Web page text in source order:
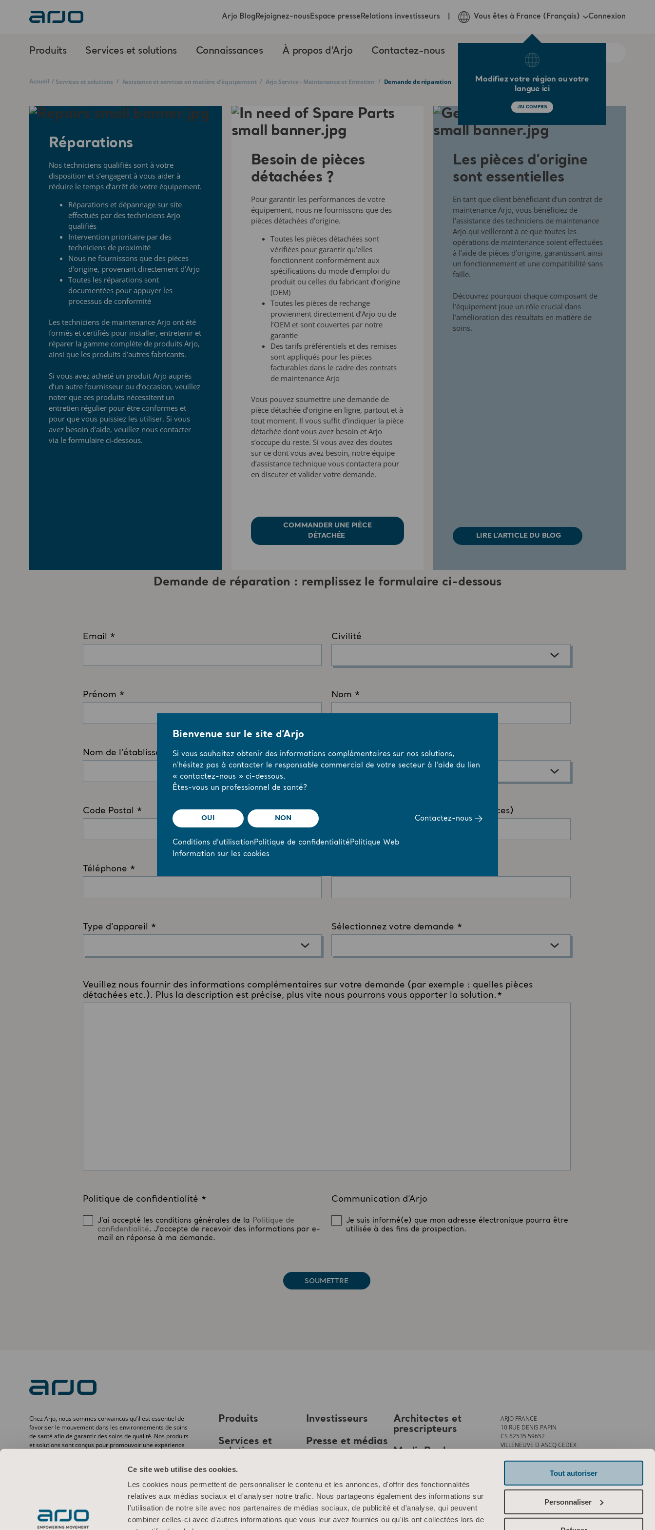
Ce site web utilise des cookies.
Les cookies nous permettent de personnaliser le contenu et les annonces, d'offrir des fonctionnalités
relatives aux médias sociaux et d'analyser notre trafic. Nous partageons également des informations sur
l'utilisation de notre site avec nos partenaires de médias sociaux, de publicité et d'analyse, qui peuvent
combiner celles-ci avec d'autres informations que vous leur avez fournies ou qu'ils ont collectées lors de
Tout autoriser
Personnaliser
Produits Services et solutions Connaissances À propos d’Arjo Contactez-nous
Arjo BlogRejoignez-nousEspace presseRelations investisseurs Vous êtes à France (Français)
Modifiez votre région ou votre
langue ici
J'AI COMPRIS
Connexion
Accueil / Services et solutions / Assistance et services en matière d’équipement / Arjo Service - Maintenance et Entretien / Demande de réparation​
Réparations
Nos techniciens qualifiés sont à votre
disposition et s’engagent à vous aider à
réduire le temps d’arrêt de votre équipement.
Réparations et dépannage sur site
effectués par des techniciens Arjo
qualifiés
Intervention prioritaire par des
techniciens de proximité
Nous ne fournissons que des pièces
d’origine, provenant directement d’Arjo
Toutes les réparations sont
documentées pour appuyer les
processus de conformité
Les techniciens de maintenance Arjo ont été
formés et certifiés pour installer, entretenir et
réparer la gamme complète de produits Arjo,
ainsi que les produits d’autres fabricants.
Si vous avez acheté un produit Arjo auprès
d’un autre fournisseur ou d’occasion, veuillez
noter que ces produits nécessitent un
entretien régulier pour être conformes et
pour que vous puissiez les utiliser. Si vous
avez besoin d’aide, veuillez nous contacter
via le formulaire ci-dessous.
Besoin de pièces
détachées ?
Pour garantir les performances de votre
équipement, nous ne fournissons que des
pièces détachées d’origine.
Toutes les pièces détachées sont
vérifiées pour garantir qu’elles
fonctionnent conformément aux
spécifications du mode d’emploi du
produit ou celles du fabricant d’origine
(OEM)
Toutes les pièces de rechange
proviennent directement d’Arjo ou de
l’OEM et sont couvertes par notre
garantie
Des tarifs préférentiels et des remises
sont appliqués pour les pièces
facturables dans le cadre des contrats
de maintenance Arjo
Vous pouvez soumettre une demande de
pièce détachée d’origine en ligne, partout et à
tout moment. Il vous suffit d’indiquer la pièce
détachée dont vous avez besoin et Arjo
s’occupe du reste. Si vous avez des doutes
sur ce dont vous avez besoin, notre équipe
d’assistance technique vous contactera pour
en discuter et valider votre demande.
COMMANDER UNE PIÈCE
DÉTACHÉE
Les pièces d’origine
sont essentielles
En tant que client bénéficiant d’un contrat de
maintenance Arjo, vous bénéficiez de
l’assistance des techniciens de maintenance
Arjo qui veilleront à ce que toutes les
opérations de maintenance soient effectuées
à l’aide de pièces d’origine, garantissant ainsi
un fonctionnement et une compatibilité sans
faille.
Découvrez pourquoi chaque composant de
l’équipement joue un rôle crucial dans
l’amélioration des résultats en matière de
soins.
LIRE L’ARTICLE DU BLOG
Demande de réparation : remplissez le formulaire ci-dessous
Chez Arjo, nous sommes convaincus qu’il est essentiel de
favoriser le mouvement dans les environnements de soins
de santé afin de garantir des soins de qualité. Nos produits
et solutions sont conçus pour promouvoir une expérience
désinfection, le diagnostic et la prévention des escarres ainsi
que la thromboembolie veineuse. Avec plus de
6 500 personnes dans le monde et 65 ans d’expérience en
matière de besoins des patients et des professionnels de la
santé, nous nous engageons à améliorer la vie des
personnes confrontées à des problèmes de mobilité.
Produits
Services et
solutions
Connaissances
À propos d’Arjo
Contactez-nous
Investisseurs
Presse et médias
Architectes et
prescripteurs
MediaBank
ARJO FRANCE
10 RUE DENIS PAPIN
CS 62535 59652
VILLENEUVE D ASCQ CEDEX
Fax : +33 (0)3 20 28 13 14
info.france@arjo.com
Contactez-nous
Bienvenue sur le site d’Arjo
Si vous souhaitez obtenir des informations complémentaires sur nos solutions,
n’hésitez pas à contacter le responsable commercial de votre secteur à l’aide du lien
« contactez-nous » ci-dessous.
Êtes-vous un professionnel de santé?
OUI NON Contactez-nous
Conditions d’utilisationPolitique de confidentialitéPolitique Web
Information sur les cookies